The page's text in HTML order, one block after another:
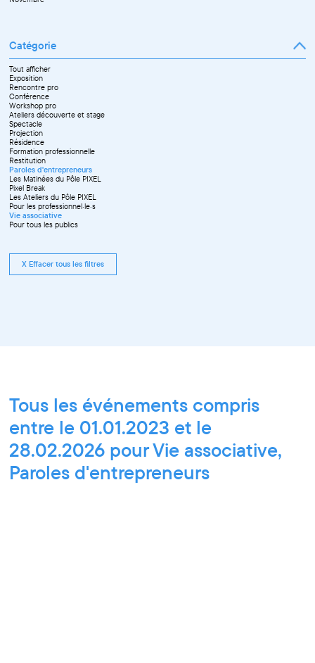
Catégorie
Tout afficher
Exposition
Rencontre pro
Conférence
Workshop pro
Ateliers découverte et stage
Spectacle
Projection
Résidence
Formation professionnelle
Restitution
Paroles d'entrepreneurs
Les Matinées du Pôle PIXEL
Pixel Break
Les Ateliers du Pôle PIXEL
Pour les professionnel·le·s
Vie associative
Pour tous les publics
X Effacer tous les filtres
Tous les événements compris
entre le 01.01.2023 et le
28.02.2026 pour Vie associative,
Paroles d'entrepreneurs